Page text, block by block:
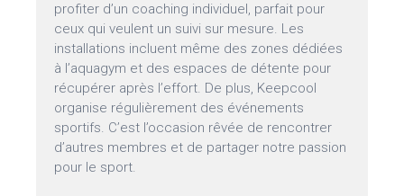
profiter d’un coaching individuel, parfait pour
ceux qui veulent un suivi sur mesure. Les
installations incluent même des zones dédiées
à l’aquagym et des espaces de détente pour
récupérer après l’effort. De plus, Keepcool
organise régulièrement des événements
sportifs. C’est l’occasion rêvée de rencontrer
d’autres membres et de partager notre passion
pour le sport.